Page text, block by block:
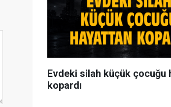
Evdeki silah küçük çocuğu
kopardı